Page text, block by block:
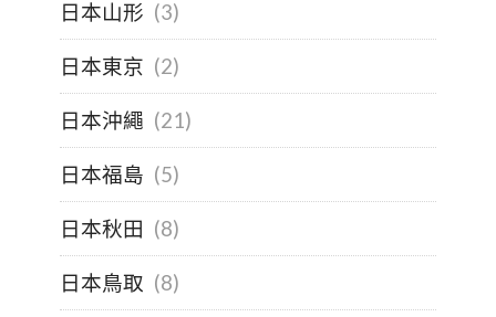
日本山形 (3)
日本東京 (2)
日本沖繩 (21)
日本福島 (5)
日本秋田 (8)
日本鳥取 (8)